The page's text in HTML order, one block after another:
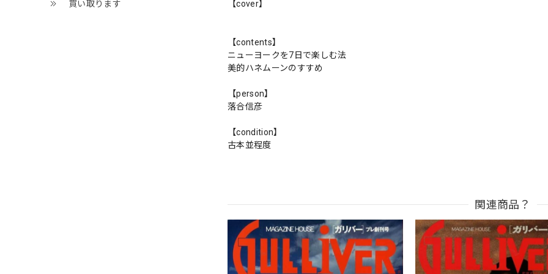
買い取ります 【cover】
【contents】
ニューヨークを7日で楽しむ法
美的ハネムーンのすすめ
【person】
落合信彦
【condition】
古本並程度
関連商品？